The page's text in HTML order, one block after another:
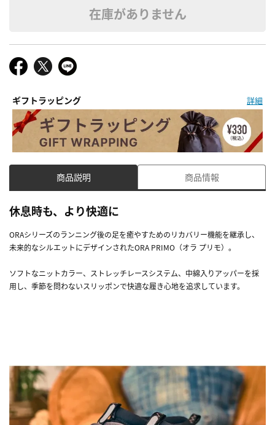
在庫がありません
ギフトラッピング 詳細
商品説明 商品情報
休息時も、より快適に
ORAシリーズのランニング後の足を癒やすためのリカバリー機能を継承し、
未来的なシルエットにデザインされたORA PRIMO（オラ プリモ）。
ソフトなニットカラー、ストレッチレースシステム、中綿入りアッパーを採
用し、季節を問わないスリッポンで快適な履き心地を追求しています。